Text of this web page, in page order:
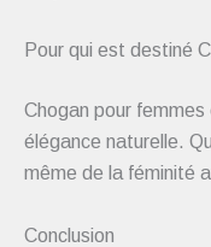
Pour qui est destiné
Chogan pour
élégance naturelle.
même de la féminité
Conclusion